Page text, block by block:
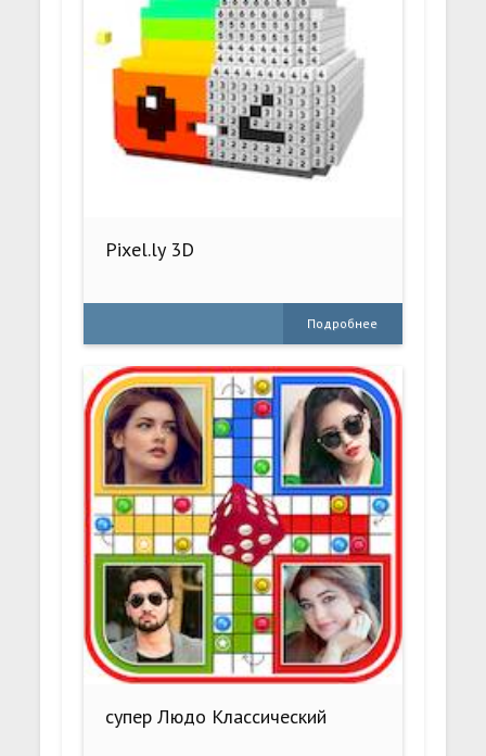
Pixel.ly 3D
Подробнее
супер Людо Классический